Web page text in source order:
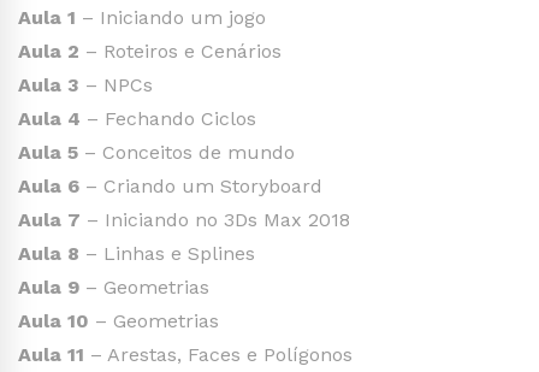
Aula 1 – Iniciando um jogo
Aula 2 – Roteiros e Cenários
Aula 3 – NPCs
Aula 4 – Fechando Ciclos
Aula 5 – Conceitos de mundo
Aula 6 – Criando um Storyboard
Aula 7 – Iniciando no 3Ds Max 2018
Aula 8 – Linhas e Splines
Aula 9 – Geometrias
Aula 10 – Geometrias
Aula 11 – Arestas, Faces e Polígonos